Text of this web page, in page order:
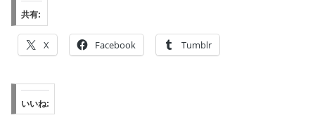
共有:
X Facebook Tumblr
いいね: